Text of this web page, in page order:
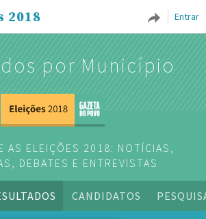
Entrar
2018
por Município
AS ELEIÇÕES 2018: NOTÍCIAS,
DEBATES E ENTREVISTAS
CANDIDATOS